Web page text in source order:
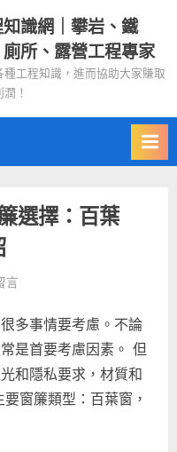
知識網｜攀岩、鐵
所、露營工程專家
種工程知識，進而協助大家賺取
！
選擇：百葉
言
多事情要考慮。不論
是首要考慮因素。 但
和隱私要求，材質和
窗簾類型：百葉窗，